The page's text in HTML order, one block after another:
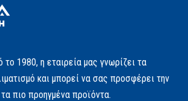
1980, η εταιρεία μας γνωρίζει τα
και μπορεί να σας προσφέρει την
τα πιο προηγμένα προϊόντα.